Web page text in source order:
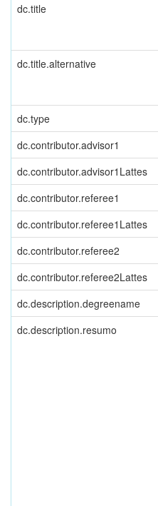
dc.title
dc.title.alternative
dc.type
dc.contributor.advisor1
dc.contributor.advisor1Lattes
dc.contributor.referee1
dc.contributor.referee1Lattes
dc.contributor.referee2
dc.contributor.referee2Lattes
dc.description.degreename
dc.description.resumo